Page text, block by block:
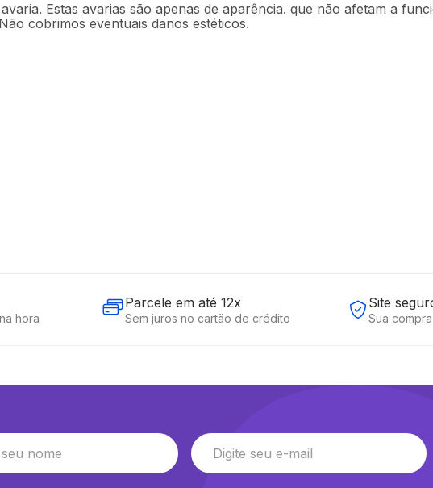
Estas avarias são apenas de aparência. que não afetam a
cobrimos eventuais danos estéticos.
hora
Parcele em até 12x
Sem juros no cartão de crédito
Site
Sua